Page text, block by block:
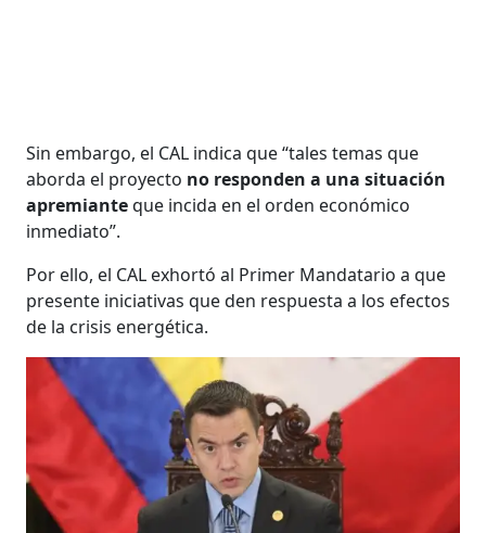
Sin embargo, el CAL indica que “tales temas que
aborda el proyecto no responden a una situación
apremianteque incida en el orden económico
inmediato”.
Por ello, el CAL exhortó al Primer Mandatario a que
presente iniciativas que den respuesta a los efectos
de la crisis energética.